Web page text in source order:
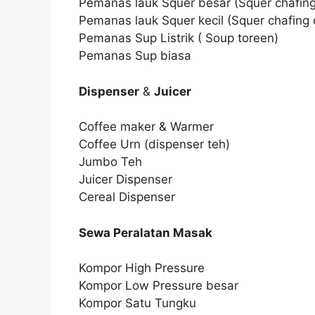
Pemanas lauk Squer besar (Squer
Pemanas lauk Squer kecil (Squer chafing
Pemanas Sup Listrik ( Soup toreen)
Pemanas Sup biasa
Dispenser & Juicer
Coffee maker & Warmer
Coffee Urn (dispenser teh)
Jumbo Teh
Juicer Dispenser
Cereal Dispenser
Sewa Peralatan Masak
Kompor High Pressure
Kompor Low Pressure besar
Kompor Satu Tungku